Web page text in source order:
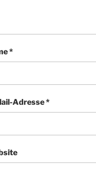
*
Adresse*